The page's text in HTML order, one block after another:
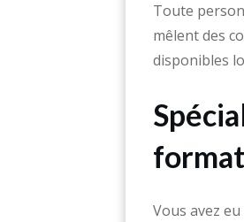
Toute
mêlent des
disponibles
Vous avez